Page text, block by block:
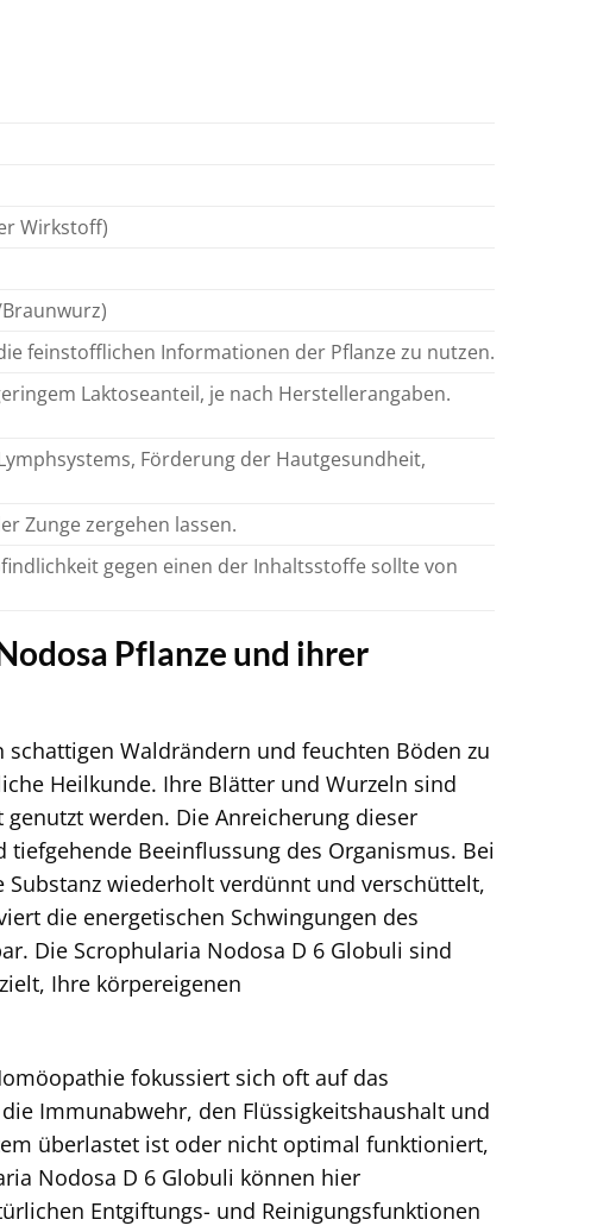
Wirkstoff)
feinstofflichen Informationen der Pflanze zu nutzen.
Laktoseanteil, je nach Herstellerangaben.
Förderung der Hautgesundheit,
Zunge zergehen lassen.
gegen einen der Inhaltsstoffe sollte von
Pflanze und ihrer
Waldrändern und feuchten Böden zu
Heilkunde. Ihre Blätter und Wurzeln sind
werden. Die Anreicherung dieser
Beeinflussung des Organismus. Bei
wiederholt verdünnt und verschüttelt,
die energetischen Schwingungen des
Die Scrophularia Nodosa D 6 Globuli sind
Ihre körpereigenen
fokussiert sich oft auf das
Immunabwehr, den Flüssigkeitshaushalt und
überlastet ist oder nicht optimal funktioniert,
Nodosa D 6 Globuli können hier
Entgiftungs- und Reinigungsfunktionen